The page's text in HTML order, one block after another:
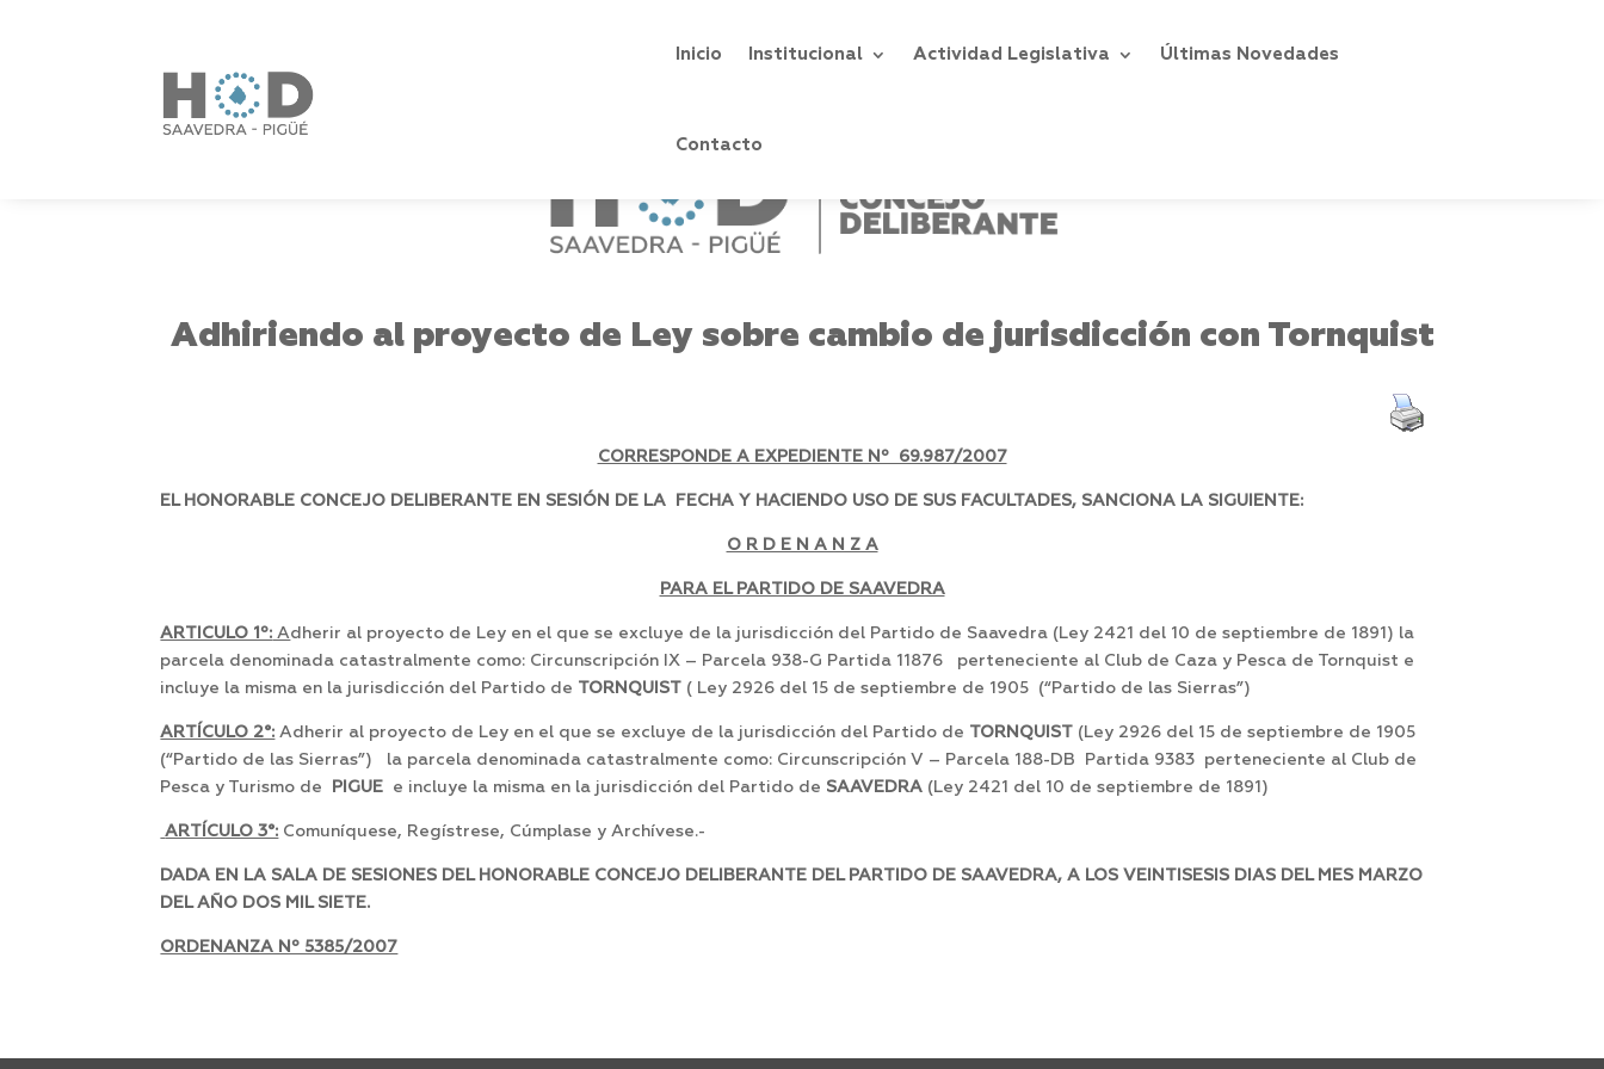
Inicio Institucional Actividad Legislativa Últimas Novedades
Contacto
Adhiriendo al proyecto de Ley sobre cambio de jurisdicción con Tornquist
CORRESPONDE A EXPEDIENTE Nº 69.987/2007
EL HONORABLE CONCEJO DELIBERANTE EN SESIÓN DE LA FECHA Y HACIENDO USO DE SUS FACULTADES, SANCIONA LA SIGUIENTE:
O R D E N A N Z A
PARA EL PARTIDO DE SAAVEDRA
ARTICULO 1º: Adherir al proyecto de Ley en el que se excluye de la jurisdicción del Partido de Saavedra (Ley 2421 del 10 de septiembre de 1891) la
parcela denominada catastralmente como: Circunscripción IX – Parcela 938-G Partida 11876 perteneciente al Club de Caza y Pesca de Tornquist e
incluye la misma en la jurisdicción del Partido de TORNQUIST ( Ley 2926 del 15 de septiembre de 1905 (“Partido de las Sierras”)
ARTÍCULO 2°: Adherir al proyecto de Ley en el que se excluye de la jurisdicción del Partido de TORNQUIST (Ley 2926 del 15 de septiembre de 1905
(“Partido de las Sierras”) la parcela denominada catastralmente como: Circunscripción V – Parcela 188-DB Partida 9383 perteneciente al Club de
Pesca y Turismo de
PIGUE e incluye la misma en la jurisdicción del Partido de SAAVEDRA (Ley 2421 del 10 de septiembre de 1891)
ARTÍCULO 3°: Comuníquese, Regístrese, Cúmplase y Archívese.-
DADA EN LA SALA DE SESIONES DEL HONORABLE CONCEJO DELIBERANTE DEL PARTIDO DE SAAVEDRA, A LOS VEINTISESIS DIAS DEL MES MARZO
DEL AÑO DOS MIL SIETE.
ORDENANZA Nº 5385/2007